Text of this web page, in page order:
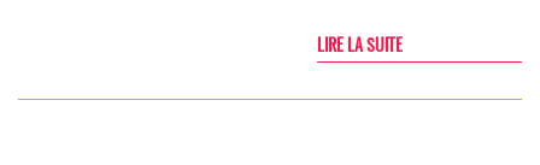
LIRE LA SUITE